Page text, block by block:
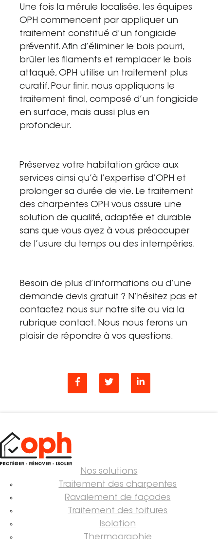
Une fois la mérule localisée, les équipes
OPH commencent par appliquer un
traitement constitué d’un fongicide
préventif. Afin d’éliminer le bois pourri,
brûler les filaments et remplacer le bois
attaqué, OPH utilise un traitement plus
curatif. Pour finir, nous appliquons le
traitement final, composé d’un fongicide
en surface, mais aussi plus en
profondeur.
Préservez votre habitation grâce aux
services ainsi qu’à l’expertise d’OPH et
prolonger sa durée de vie. Le traitement
des charpentes OPH vous assure une
solution de qualité, adaptée et durable
sans que vous ayez à vous préoccuper
de l’usure du temps ou des intempéries.
Besoin de plus d’informations ou d’une
demande devis gratuit ? N’hésitez pas et
contactez nous sur notre site ou via la
rubrique contact. Nous nous ferons un
plaisir de répondre à vos questions.
Nos solutions
Traitement des charpentes
Ravalement de façades
Traitement des toitures
Isolation